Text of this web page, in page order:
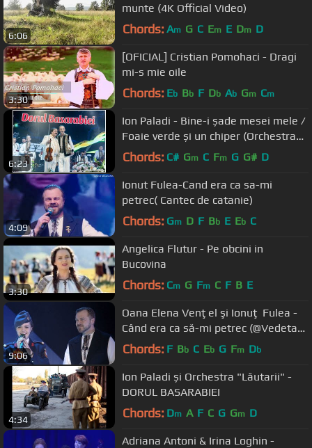
6:06
munte (4K Official Video)
Chords: Am G C Em E Dm D
3:30
[OFICIAL] Cristian Pomohaci - Dragi
mi-s mie oile
Chords: Eb Bb F Db Ab Gm Cm
6:23
Ion Paladi - Bine-i șade mesei mele /
Foaie verde și un chiper (Orchestra
Lăutarii)
Chords: C# Gm C Fm G G# D
4:09
Ionut Fulea-Cand era ca sa-mi
petrec( Cantec de catanie)
Chords: Gm D F Bb E Eb C
3:30
Angelica Flutur - Pe obcini in
Bucovina
Chords: Cm G Fm C F B E
9:06
Oana Elena Venţel şi Ionuţ Fulea -
Când era ca să-mi petrec (@Vedeta
populară)
Chords: F Bb C Eb G Fm Db
4:34
Ion Paladi și Orchestra "Lăutarii" -
DORUL BASARABIEI
Chords: Dm A F C G Gm D
Adriana Antoni & Irina Loghin -